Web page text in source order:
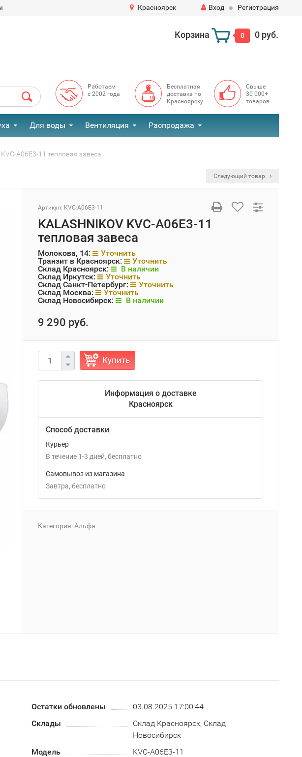
Красноярск Вход Регистрация
Корзина 0 0 руб.
Работаем
с 2002 года
Бесплатная
доставка по
Красноярску
Свыше
30 000+
товаров
Для воды Вентиляция Распродажа
A06E3-11 тепловая завеса
Следующий товар
Артикул: KVC-A06E3-11
KALASHNIKOV KVC-A06E3-11
тепловая завеса
Молокова, 14:
Уточнить
Транзит в Красноярск:
Уточнить
Склад Красноярск:
В наличии
Склад Иркутск:
Уточнить
Склад Санкт-Петербург:
Уточнить
Склад Москва:
Уточнить
Склад Новосибирск:
В наличии
9 290 руб.
Купить
Информация о доставке
Красноярск
Способ доставки
Курьер
В течение 1-3 дней Бесплатно
Самовывоз из магазина
Завтра
Бесплатно
Категория:Альфа
Остатки обновлены
03.08.2025 17:00:44
Склады
Склад Красноярск, Склад
Новосибирск
Модель
KVC-A06E3-11